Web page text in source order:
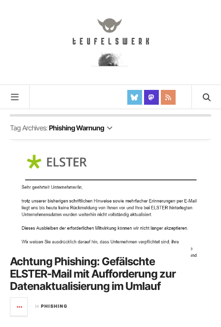
Tag Archives:Phishing Warnung
Achtung Phishing: Gefälschte
ELSTER-Mail mit Aufforderung zur
Datenaktualisierung im Umlauf
in PHISHING